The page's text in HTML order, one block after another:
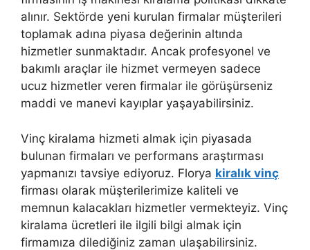
alınır. Sektörde yeni kurulan firmalar müşterileri
toplamak adına piyasa değerinin altında
hizmetler sunmaktadır. Ancak profesyonel ve
bakımlı araçlar ile hizmet vermeyen sadece
ucuz hizmetler veren firmalar ile görüşürseniz
maddi ve manevi kayıplar yaşayabilirsiniz.
Vinç kiralama hizmeti almak için piyasada
bulunan firmaları ve performans araştırması
yapmanızı tavsiye ediyoruz. Florya kiralık vinç
firması olarak müşterilerimize kaliteli ve
memnun kalacakları hizmetler vermekteyiz. Vinç
kiralama ücretleri ile ilgili bilgi almak için
firmamıza dilediğiniz zaman ulaşabilirsiniz.